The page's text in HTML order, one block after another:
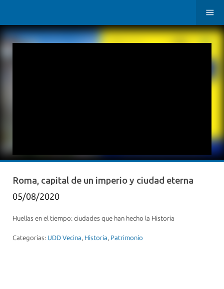
Roma, capital de un imperio y ciudad eterna
05/08/2020
Huellas en el tiempo: ciudades que han hecho la Historia
Categorias: UDD Vecina, Historia, Patrimonio